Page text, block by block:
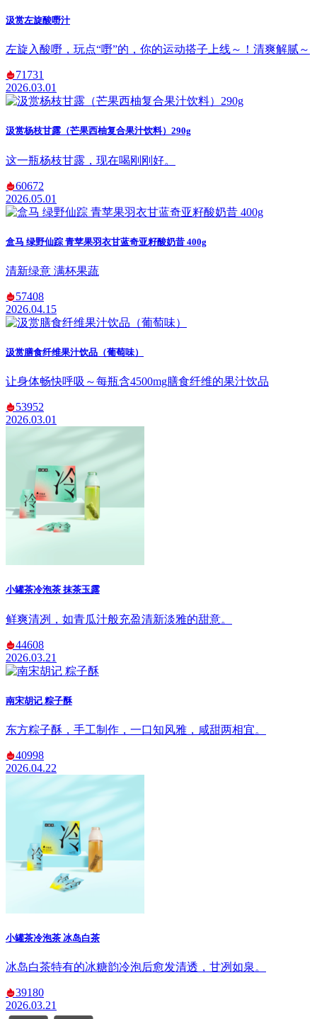
汲赏左旋酸嘢汁
左旋入酸嘢，玩点“嘢”的，你的运动搭子上线～！清爽解腻～
71731
2026.03.01
汲赏杨枝甘露（芒果西柚复合果汁饮料）290g
这一瓶杨枝甘露，现在喝刚刚好。
60672
2026.05.01
盒马 绿野仙踪 青苹果羽衣甘蓝奇亚籽酸奶昔 400g
清新绿意 满杯果蔬
57408
2026.04.15
汲赏膳食纤维果汁饮品（葡萄味）
让身体畅快呼吸～每瓶含4500mg膳食纤维的果汁饮品
53952
2026.03.01
小罐茶冷泡茶 抹茶玉露
鲜爽清冽，如青瓜汁般充盈清新淡雅的甜意。
44608
2026.03.21
南宋胡记 粽子酥
东方粽子酥，手工制作，一口知风雅，咸甜两相宜。
40998
2026.04.22
小罐茶冷泡茶 冰岛白茶
冰岛白茶特有的冰糖韵冷泡后愈发清透，甘冽如泉。
39180
2026.03.21